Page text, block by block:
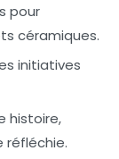
pour
céramiques.
initiatives
histoire,
réfléchie.